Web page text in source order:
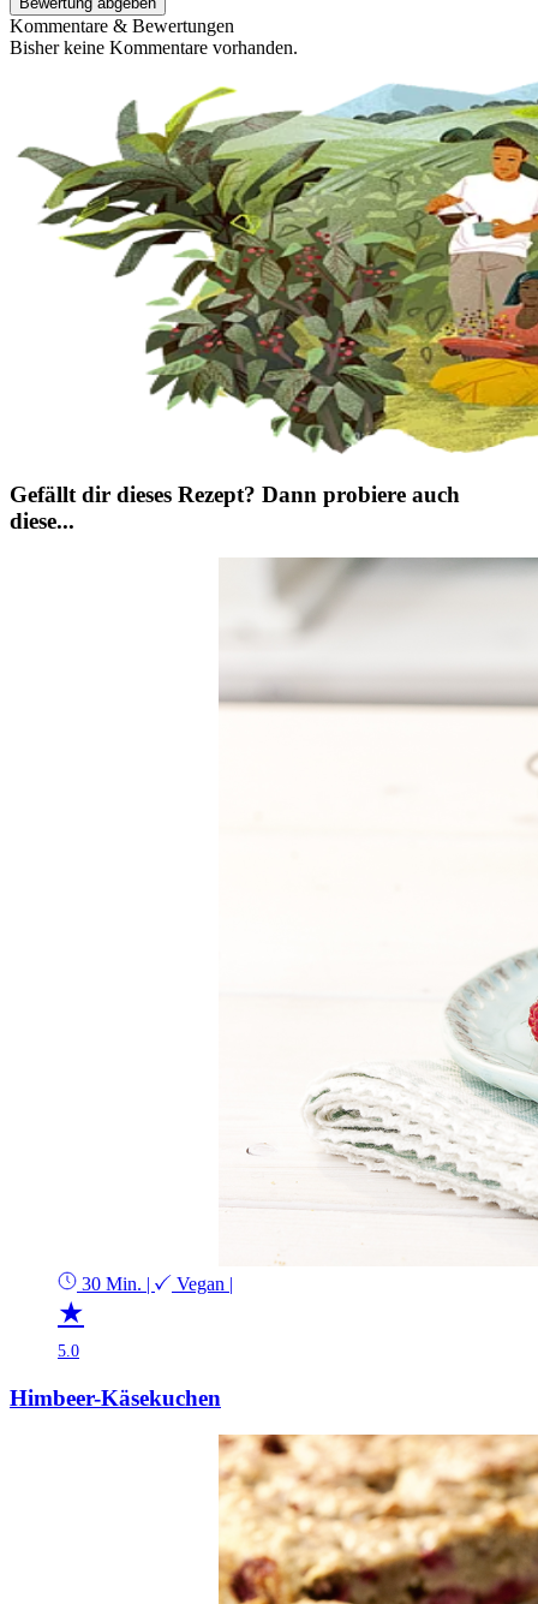
Kommentare & Bewertungen
Bisher keine Kommentare vorhanden.
Gefällt dir dieses Rezept? Dann probiere auch
diese...
30 Min. | Vegan |
★
5.0
Himbeer-Käsekuchen